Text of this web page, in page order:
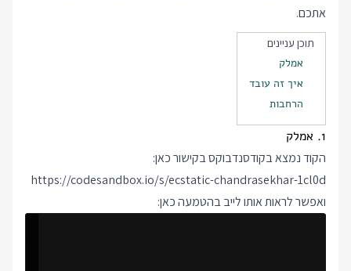
אתכם.
תוכן עניינים
אמלק
איך זה עובד
הרחבות
1. אמלק
הקוד נמצא בקודסנדבוקס בקישור כאן:
https://codesandbox.io/s/ecstatic-chandrasekhar-1cl0d
ואפשר לראות אותו לייב בהטמעה כאן: